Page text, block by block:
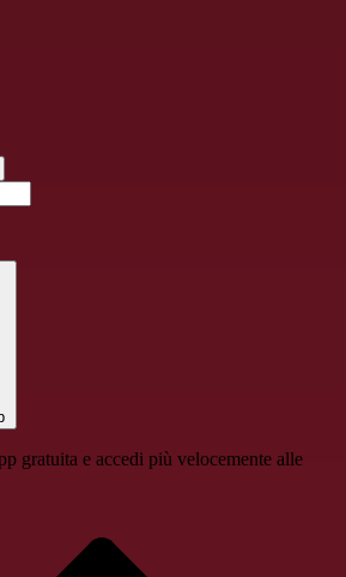
gratuita e accedi più velocemente alle